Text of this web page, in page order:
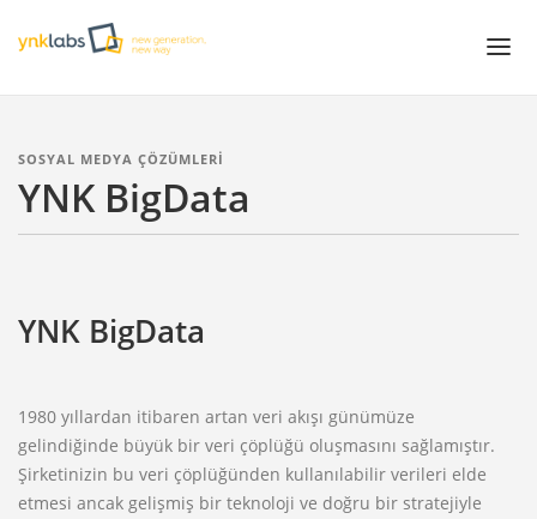
Çözümler
Hakkımızda
SOSYAL MEDYA ÇÖZÜMLERİ
YNK BigData
YNK BigData
1980 yıllardan itibaren artan veri akışı günümüze
gelindiğinde büyük bir veri çöplüğü oluşmasını sağlamıştır.
Şirketinizin bu veri çöplüğünden kullanılabilir verileri elde
etmesi ancak gelişmiş bir teknoloji ve doğru bir stratejiyle